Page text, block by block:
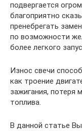
подвергается
благоприятно
пренебрегать
по возможности
более легкого
Износ свечи
как троение
зажигания, потеря
топлива.
В данной статье